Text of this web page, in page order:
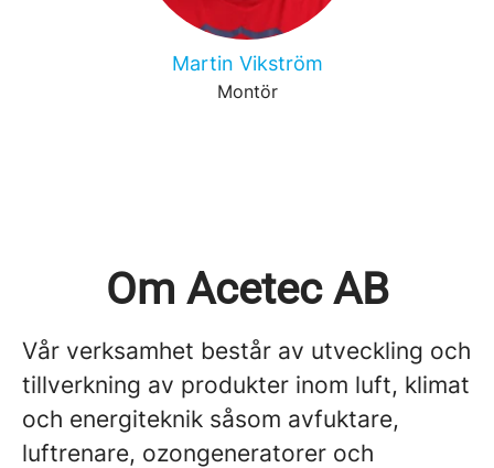
Martin Vikström
Montör
Om Acetec AB
Vår verksamhet består av utveckling och
tillverkning av produkter inom luft, klimat
och energiteknik såsom avfuktare,
luftrenare, ozongeneratorer och